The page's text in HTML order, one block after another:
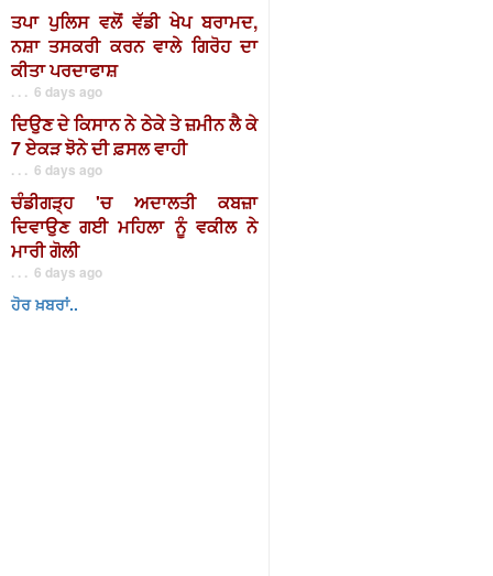
ਤਪਾ ਪੁਲਿਸ ਵਲੋਂ ਵੱਡੀ ਖੇਪ ਬਰਾਮਦ,
ਨਸ਼ਾ ਤਸਕਰੀ ਕਰਨ ਵਾਲੇ ਗਿਰੋਹ ਦਾ
ਕੀਤਾ ਪਰਦਾਫਾਸ਼
. . . 6 days ago
ਦਿਉਣ ਦੇ ਕਿਸਾਨ ਨੇ ਠੇਕੇ ਤੇ ਜ਼ਮੀਨ ਲੈ ਕੇ
7 ਏਕੜ ਝੋਨੇ ਦੀ ਫ਼ਸਲ ਵਾਹੀ
. . . 6 days ago
ਚੰਡੀਗੜ੍ਹ 'ਚ ਅਦਾਲਤੀ ਕਬਜ਼ਾ
ਦਿਵਾਉਣ ਗਈ ਮਹਿਲਾ ਨੂੰ ਵਕੀਲ ਨੇ
ਮਾਰੀ ਗੋਲੀ
. . . 6 days ago
ਹੋਰ ਖ਼ਬਰਾਂ..